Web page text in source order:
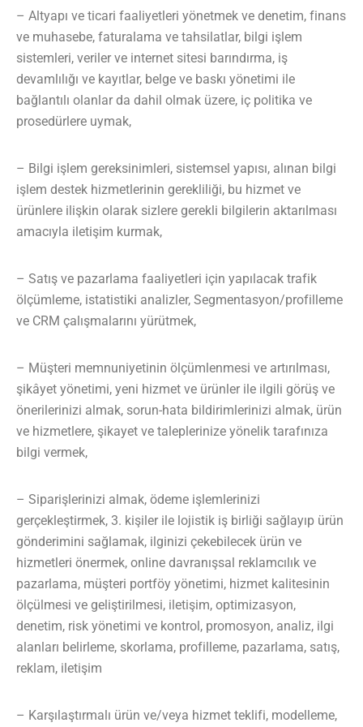
– Altyapı ve ticari faaliyetleri yönetmek ve denetim, finans
ve muhasebe, faturalama ve tahsilatlar, bilgi işlem
sistemleri, veriler ve internet sitesi barındırma, iş
devamlılığı ve kayıtlar, belge ve baskı yönetimi ile
bağlantılı olanlar da dahil olmak üzere, iç politika ve
prosedürlere uymak,
– Bilgi işlem gereksinimleri, sistemsel yapısı, alınan bilgi
işlem destek hizmetlerinin gerekliliği, bu hizmet ve
ürünlere ilişkin olarak sizlere gerekli bilgilerin aktarılması
amacıyla iletişim kurmak,
– Satış ve pazarlama faaliyetleri için yapılacak trafik
ölçümleme, istatistiki analizler, Segmentasyon/profilleme
ve CRM çalışmalarını yürütmek,
– Müşteri memnuniyetinin ölçümlenmesi ve artırılması,
şikâyet yönetimi, yeni hizmet ve ürünler ile ilgili görüş ve
önerilerinizi almak, sorun-hata bildirimlerinizi almak, ürün
ve hizmetlere, şikayet ve taleplerinize yönelik tarafınıza
bilgi vermek,
– Siparişlerinizi almak, ödeme işlemlerinizi
gerçekleştirmek, 3. kişiler ile lojistik iş birliği sağlayıp ürün
gönderimini sağlamak, ilginizi çekebilecek ürün ve
hizmetleri önermek, online davranışsal reklamcılık ve
pazarlama, müşteri portföy yönetimi, hizmet kalitesinin
ölçülmesi ve geliştirilmesi, iletişim, optimizasyon,
denetim, risk yönetimi ve kontrol, promosyon, analiz, ilgi
alanları belirleme, skorlama, profilleme, pazarlama, satış,
reklam, iletişim
– Karşılaştırmalı ürün ve/veya hizmet teklifi, modelleme,